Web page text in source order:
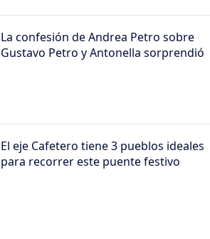
La confesión de Andrea Petro sobre
Gustavo Petro y Antonella sorprendió
El eje Cafetero tiene 3 pueblos ideales
para recorrer este puente festivo